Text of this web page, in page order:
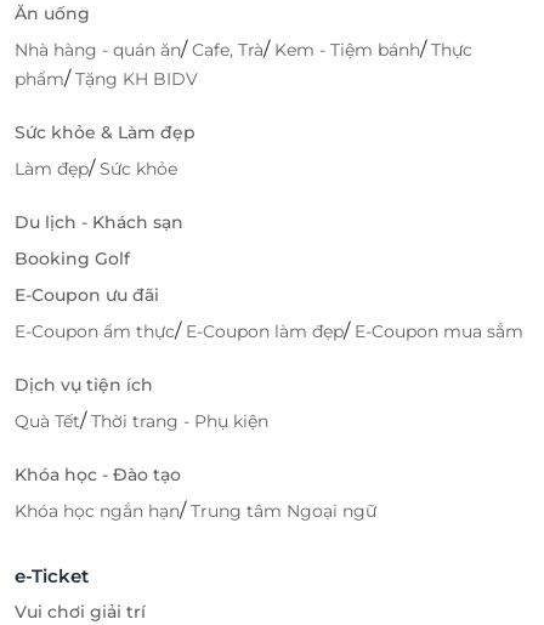
Ăn uống
Nhà hàng - quán ăn/Cafe, Trà/ Kem - Tiệm bánh/Thực
phẩm/Tặng KH BIDV
Sức khỏe & Làm đẹp
Làm đẹp/Sức khỏe
Du lịch - Khách sạn
Booking Golf
E-Coupon ưu đãi
E-Coupon ẩm thực/ E-Coupon làm đẹp/ E-Coupon mua sắm
Dịch vụ tiện ích
Quà Tết/Thời trang - Phụ kiện
Khóa học - Đào tạo
Khóa học ngắn hạn/Trung tâm Ngoại ngữ
e-Ticket
Vui chơi giải trí